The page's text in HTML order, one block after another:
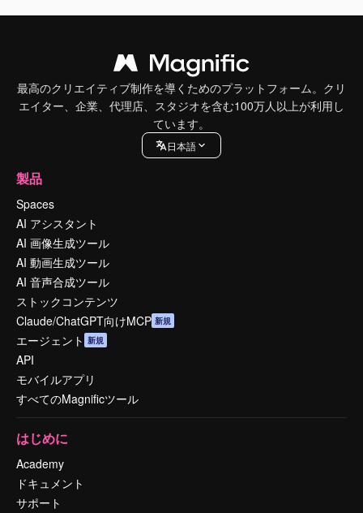
最高のクリエイティブ制作を導くためのプラットフォーム。クリ
エイター、企業、代理店、スタジオを含む100万人以上が利用し
ています。
日本語
製品
Spaces
AI アシスタント
AI 画像生成ツール
AI 動画生成ツール
AI 音声合成ツール
ストックコンテンツ
Claude/ChatGPT向けMCP 新規
エージェント 新規
API
モバイルアプリ
すべてのMagnificツール
はじめに
Academy
ドキュメント
サポート